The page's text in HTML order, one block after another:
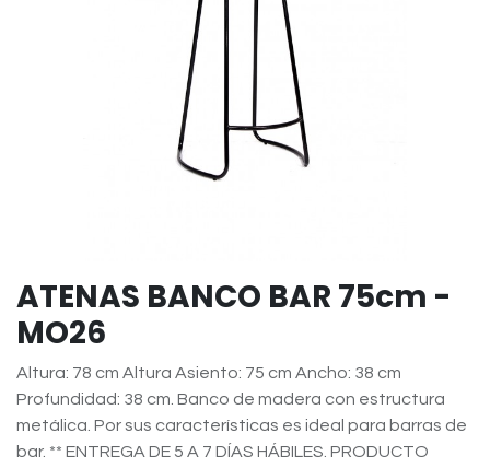
ATENAS BANCO BAR 75cm -
MO26
Altura: 78 cm Altura Asiento: 75 cm Ancho: 38 cm
Profundidad: 38 cm. Banco de madera con estructura
metálica. Por sus características es ideal para barras de
bar. ** ENTREGA DE 5 A 7 DÍAS HÁBILES. PRODUCTO